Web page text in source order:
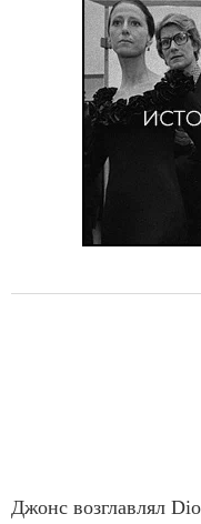
Джонс возглавлял